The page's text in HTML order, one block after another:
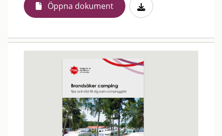
Öppna dokument